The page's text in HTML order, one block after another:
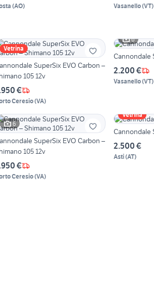
(AO) Vasanello(VT)
Vetrina
SuperSix EVO Carbon –
105 12v
€
Ceresio(VA)
6
Cannondale
2.200 €
Vasanello(VT)
6
SuperSix EVO Carbon –
105 12v
€
Ceresio(VA)
Vetrina
Cannondale
2.500 €
Asti(AT)